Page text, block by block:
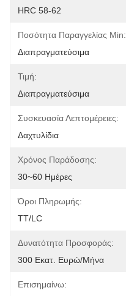
HRC 58-62
Ποσότητα Παραγγελίας Min:
Διαπραγματεύσιμα
Τιμή:
Διαπραγματεύσιμα
Συσκευασία Λεπτομέρειες:
Δαχτυλίδια
Χρόνος Παράδοσης:
30~60 Ημέρες
Όροι Πληρωμής:
TT/LC
Δυνατότητα Προσφοράς:
300 Εκατ. Ευρώ/μήνα
Επισημαίνω: